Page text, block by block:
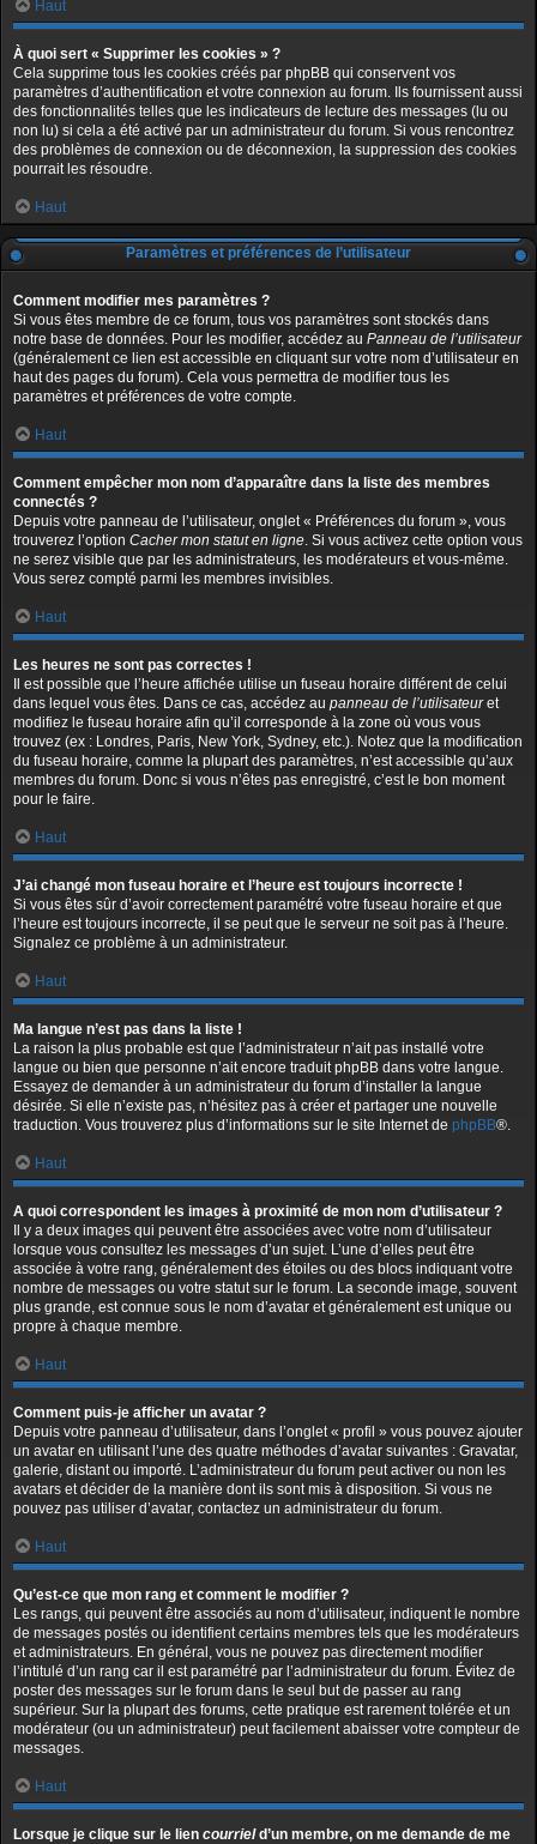
Haut
À quoi sert « Supprimer les cookies » ?
Cela supprime tous les cookies créés par phpBB qui conservent vos
paramètres d’authentification et votre connexion au forum. Ils fournissent aussi
des fonctionnalités telles que les indicateurs de lecture des messages (lu ou
non lu) si cela a été activé par un administrateur du forum. Si vous rencontrez
des problèmes de connexion ou de déconnexion, la suppression des cookies
pourrait les résoudre.
Haut
Paramètres et préférences de l’utilisateur
Comment modifier mes paramètres ?
Si vous êtes membre de ce forum, tous vos paramètres sont stockés dans
notre base de données. Pour les modifier, accédez au Panneau de l’utilisateur
(généralement ce lien est accessible en cliquant sur votre nom d’utilisateur en
haut des pages du forum). Cela vous permettra de modifier tous les
paramètres et préférences de votre compte.
Haut
Comment empêcher mon nom d’apparaître dans la liste des membres
connectés ?
Depuis votre panneau de l’utilisateur, onglet « Préférences du forum », vous
trouverez l’option Cacher mon statut en ligne. Si vous activez cette option vous
ne serez visible que par les administrateurs, les modérateurs et vous-même.
Vous serez compté parmi les membres invisibles.
Haut
Les heures ne sont pas correctes !
Il est possible que l’heure affichée utilise un fuseau horaire différent de celui
dans lequel vous êtes. Dans ce cas, accédez au panneau de l’utilisateuret
modifiez le fuseau horaire afin qu’il corresponde à la zone où vous vous
trouvez (ex : Londres, Paris, New York, Sydney, etc.). Notez que la modification
du fuseau horaire, comme la plupart des paramètres, n’est accessible qu’aux
membres du forum. Donc si vous n’êtes pas enregistré, c’est le bon moment
pour le faire.
Haut
J’ai changé mon fuseau horaire et l’heure est toujours incorrecte !
Si vous êtes sûr d’avoir correctement paramétré votre fuseau horaire et que
l’heure est toujours incorrecte, il se peut que le serveur ne soit pas à l’heure.
Signalez ce problème à un administrateur.
Haut
Ma langue n’est pas dans la liste !
La raison la plus probable est que l’administrateur n’ait pas installé votre
langue ou bien que personne n’ait encore traduit phpBB dans votre langue.
Essayez de demander à un administrateur du forum d’installer la langue
désirée. Si elle n’existe pas, n’hésitez pas à créer et partager une nouvelle
traduction. Vous trouverez plus d’informations sur le site Internet de phpBB®.
Haut
A quoi correspondent les images à proximité de mon nom d’utilisateur ?
Il y a deux images qui peuvent être associées avec votre nom d’utilisateur
lorsque vous consultez les messages d’un sujet. L’une d’elles peut être
associée à votre rang, généralement des étoiles ou des blocs indiquant votre
nombre de messages ou votre statut sur le forum. La seconde image, souvent
plus grande, est connue sous le nom d’avatar et généralement est unique ou
propre à chaque membre.
Haut
Comment puis-je afficher un avatar ?
Depuis votre panneau d’utilisateur, dans l’onglet « profil » vous pouvez ajouter
un avatar en utilisant l’une des quatre méthodes d’avatar suivantes : Gravatar,
galerie, distant ou importé. L’administrateur du forum peut activer ou non les
avatars et décider de la manière dont ils sont mis à disposition. Si vous ne
pouvez pas utiliser d’avatar, contactez un administrateur du forum.
Haut
Qu’est-ce que mon rang et comment le modifier ?
Les rangs, qui peuvent être associés au nom d’utilisateur, indiquent le nombre
de messages postés ou identifient certains membres tels que les modérateurs
et administrateurs. En général, vous ne pouvez pas directement modifier
l’intitulé d’un rang car il est paramétré par l’administrateur du forum. Évitez de
poster des messages sur le forum dans le seul but de passer au rang
supérieur. Sur la plupart des forums, cette pratique est rarement tolérée et un
modérateur (ou un administrateur) peut facilement abaisser votre compteur de
messages.
Haut
Lorsque je clique sur le lien courrield’un membre, on me demande de me